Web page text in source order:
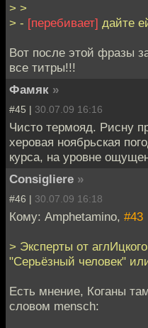
> >
> - [перебивает] дайте
Вот после этой фразы
все титры!!!
Фамяк »
#45 | 30.07.09 16:16
Чисто термояд. Рисну
херовая ноябрьская
курса, на уровне
Consigliere »
#46 | 30.07.09 16:18
Кому: Amphetamino, #43
> Эксперты от
"Серьёзный человек"
Есть мнение, Коганы
словом mensch: